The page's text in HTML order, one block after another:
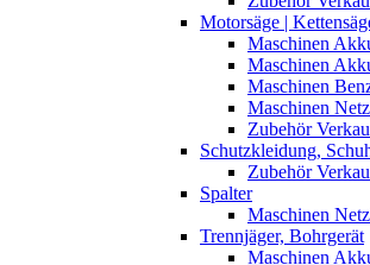
Motorsäge |
Maschinen
Maschinen
Maschinen
Maschinen
Zubehör
Schutzkleidung,
Zubehör
Spalter
Maschinen
Trennjäger, Bohrgerät
Maschinen